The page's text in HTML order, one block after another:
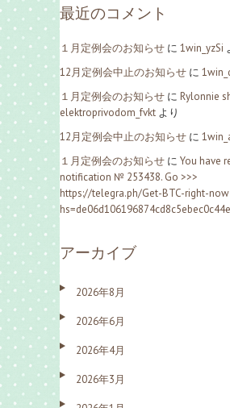
最近のコメント
１月定例会のお知らせ に 1win_yzSi
12月定例会中止のお知らせ に
１月定例会のお知らせ に Rylonnie
elektroprivodom_fvkt より
12月定例会中止のお知らせ に
１月定例会のお知らせ に You have
notification № 253438. Go >>>
https://telegra.ph/Get-BTC-right-
アーカイブ
2026年8月
2026年6月
2026年4月
2026年3月